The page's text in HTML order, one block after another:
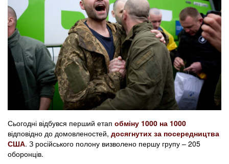
Сьогодні відбувся перший етап обміну 1000 на 1000
відповідно до домовленостей, досягнутих за посередництва
США. З російського полону визволено першу групу – 205
оборонців.